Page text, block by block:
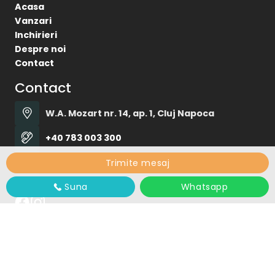
Trimite mesaj
Whatsapp
Suna
Acasa
Vanzari
Inchirieri
Despre noi
Contact
Contact
W.A. Mozart nr. 14, ap. 1, Cluj Napoca
+40 783 003 300
office@idealhome.ro
Social